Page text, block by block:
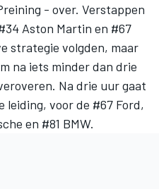
- over. Verstappen
Aston Martin en #67
strategie volgden, maar
na iets minder dan drie
Na drie uur gaat
leiding, voor de #67 Ford,
en #81 BMW.